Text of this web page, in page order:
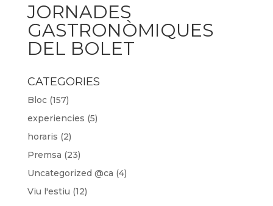
JORNADES
GASTRONÒMIQUES
DEL BOLET
CATEGORIES
Bloc(157)
experiencies (5)
horaris (2)
Premsa (23)
Uncategorized @ca (4)
Viu l'estiu (12)